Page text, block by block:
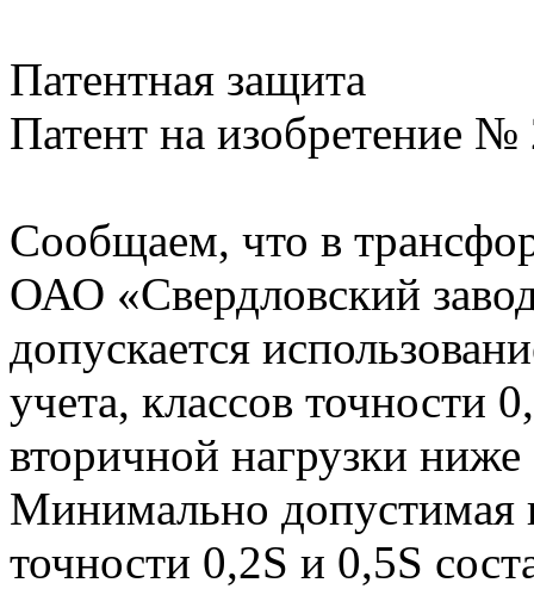
Патентная защита
Патент на изобретение №
Сообщаем, что в
ОАО «Свердловский
допускается
учета, классов точности
вторичной нагрузки
Минимально допустимая
точности 0,2S и 0,5S